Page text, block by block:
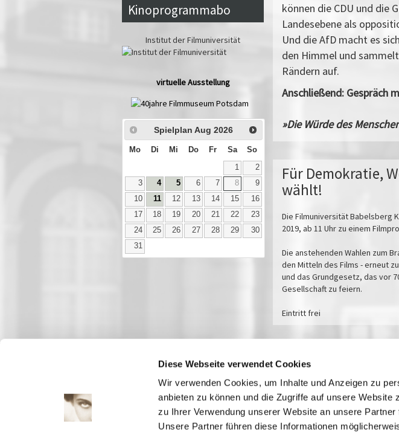
Diese Webseite verwendet Cookies
Wir verwenden Cookies, um Inhalte und Anzeigen zu
anbieten zu können und die Zugriffe auf unsere
zu Ihrer Verwendung unserer Website an unsere
Unsere Partner führen diese Informationen
Kinoprogrammabo
Institut der Filmuniversität
virtuelle Ausstellung
Spielplan Aug 2026
Mo Di Mi Do Fr Sa So
1
2
3
4 5 6 7 8
9
10
11 12 13 14 15
16
17
18 19 20 21 22
23
24
25 26 27 28 29
30
31
können die CDU und die
Landesebene als
Und die AfD macht es
den Himmel und
Rändern auf.
Anschließend: Gespräch
»Die Würde des
Für Demokratie,
wählt!
Die Filmuniversität Babelsberg
2019, ab 11 Uhr zu einem
Die anstehenden Wahlen zum
den Mitteln des Films - erneut
und das Grundgesetz, das vor
Gesellschaft zu feiern.
Eintritt frei
Aktuell
Digitales
Ausstellungen
Kino
Kontakt / Anfahrt
Öffnungszeiten / Preise
Führungen /
Vermittlung